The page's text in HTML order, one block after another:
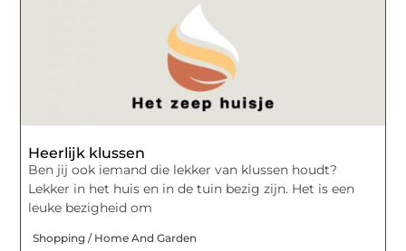
Heerlijk klussen
Ben jij ook iemand die lekker van klussen houdt?
Lekker in het huis en in de tuin bezig zijn. Het is een
leuke bezigheid om
Shopping / Home And Garden